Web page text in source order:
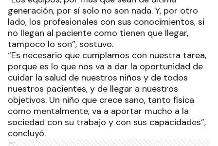
generación, por sí solo no son nada. Y, por otro
lado, los profesionales con sus conocimientos, si
no llegan al paciente como tienen que llegar,
tampoco lo son”, sostuvo.
“Es necesario que cumplamos con nuestra tarea,
porque es lo que nos va a dar la oportunidad de
cuidar la salud de nuestros niños y de todos
nuestros pacientes, y de llegar a nuestros
objetivos. Un niño que crece sano, tanto física
como mentalmente, va a aportar mucho a la
sociedad con su trabajo y con sus capacidades”,
concluyó.
Ads